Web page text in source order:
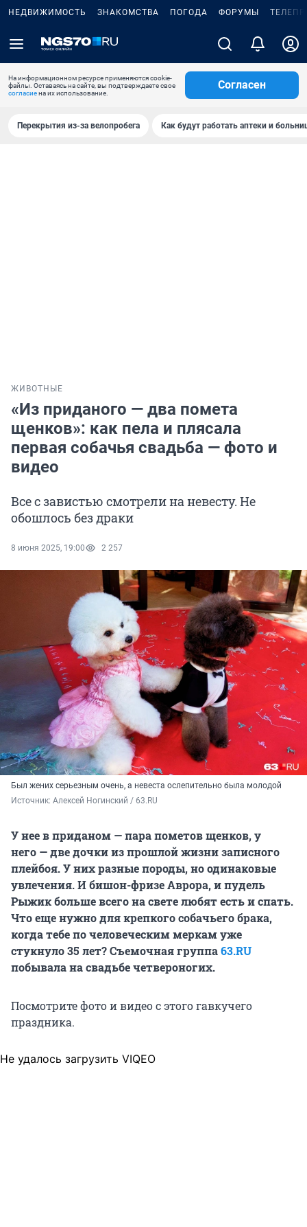
НЕДВИЖИМОСТЬ ЗНАКОМСТВА ПОГОДА ФОРУМЫ
На информационном ресурсе применяются cookie-
файлы. Оставаясь на сайте, вы подтверждаете свое
согласиена их использование.
Согласен
Перекрытия из-за велопробега Как будут работать аптеки и
ЖИВОТНЫЕ
«Из приданого — два помета
щенков»: как пела и плясала
первая собачья свадьба — фото и
видео
Все с завистью смотрели на невесту. Не
обошлось без драки
8 июня 2025, 19:00 2 257
Был жених серьезным очень, а невеста ослепительно была молодой
Источник: Алексей Ногинский / 63.RU
У нее в приданом — пара пометов щенков, у
него — две дочки из прошлой жизни записного
плейбоя. У них разные породы, но одинаковые
увлечения. И бишон-фризе Аврора, и пудель
Рыжик больше всего на свете любят есть и спать.
Что еще нужно для крепкого собачьего брака,
когда тебе по человеческим меркам уже
стукнуло 35 лет? Съемочная группа63.RU
побывала на свадьбе четвероногих.
Посмотрите фото и видео с этого гавкучего
праздника.
Не удалось загрузить VIQEO